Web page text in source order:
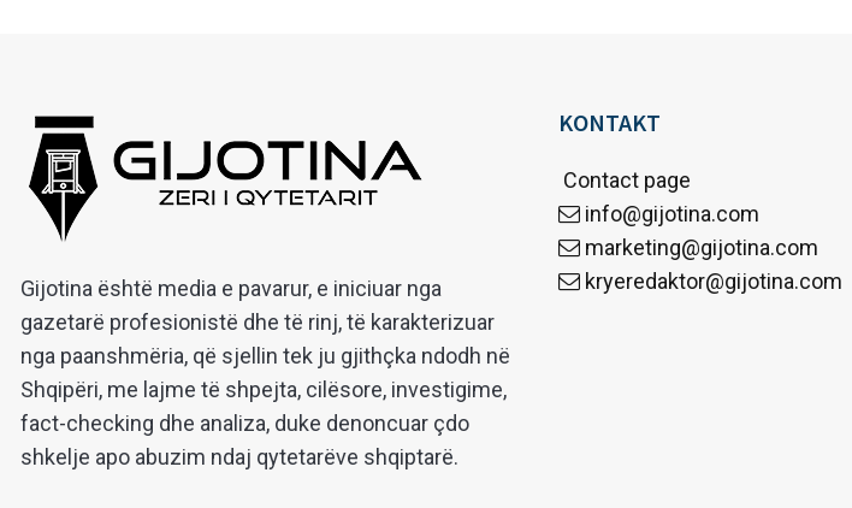
Gijotina është media e pavarur, e iniciuar nga
gazetarë profesionistë dhe të rinj, të karakterizuar
nga paanshmëria, që sjellin tek ju gjithçka ndodh në
Shqipëri, me lajme të shpejta, cilësore, investigime,
fact-checking dhe analiza, duke denoncuar çdo
shkelje apo abuzim ndaj qytetarëve shqiptarë.
KONTAKT
Contact page
info@gijotina.com
marketing@gijotina.com
kryeredaktor@gijotina.com